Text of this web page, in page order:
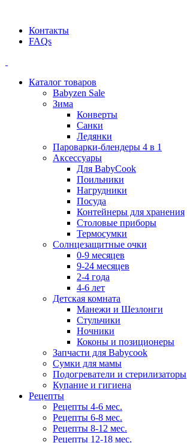
Контакты
FAQs
Каталог товаров
Babyzen Sale
Зима
Конверты
Санки
Ледянки
Пароварки-блендеры 4 в 1
Аксессуары
Для BabyCook
Поильники
Нагрудники
Посуда
Контейнеры для хранения
Столовые приборы
Термосумки
Солнцезащитные очки
0-9 месяцев
9-24 месяцев
2-4 года
4-6 лет
Детская комната
Манежи и Шезлонги
Стульчики
Ночники
Коконы и позиционеры
Запчасти для Babycook
Сумки для мамы
Подогреватели и стерилизаторы
Купание и гигиена
Рецепты
Рецепты 4-6 мес.
Рецепты 6-8 мес.
Рецепты 8-12 мес.
Рецепты 12-18 мес.